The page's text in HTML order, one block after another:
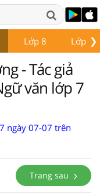
❯
Lớp 8 Lớp 9
- Tác giả
văn lớp 7
ngày 07-07 trên
Trang sau